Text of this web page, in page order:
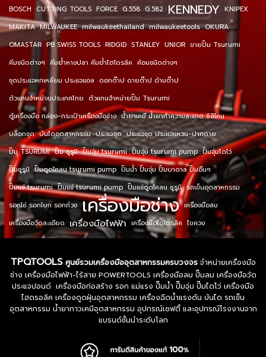
BOSCH CUTTING TOOLS FORCE G.558 G.582 KENNEDY KNIPEX
MAKITA MILWAUKEE milwaukeethailand milwaukeetools OKURA
OMASTAR PB SWISS TOOLS RIDGID STANLEY UNIOR ขายปั๊ม Tsurumi
คีมชนิดต่างๆ คีมย้ำหางปลา คีมย้ำไฮโดรลิค ค้อนชนิดต่างๆ
ชุดประแจหกเหลี่ยม ประแจแอล ดอกต๊าป ดายต๊าป ด้ามต๊าป
ตัวแทนจำหน่ายประเทศไทย ตัวแทนจำหน่ายปั๊ม Tsurumi
ตู้เครื่องมือ กล่อง-กระเป๋าเครื่องมือช่าง น้ำยาเคมี น้ำยาทำความสะอาด ซิลิโคน
บล็อกชุด บันไดอุตสาหกรรม ประแจชุด ประแจชุด ประแจแหวน-ปากตาย
ปั๊ม TSURUMI ปั๊ม ซูรูมิ ปั๊มจุ่ม tsurumi ปั๊มจุ่ม tsurumi pump ปั๊มจุ่มไดโว่
ปั๊มซูรูมิ ปั๊มดูดโคลน tsurumi pump ปั๊มน้ำ ปั๊มจุ่ม ปั๊มบาดาล ปั๊มอื่นๆ
ปั๊มแช่ tsurumi ปั๊มแช่ tsurumi pump ปั๊มแช่ดูดโคลน ซูรูมิ รถเข็นอุตสาหกรรม
รอกโซ่ รอกโยก รอกถ่วง เครื่องมือช่าง เครื่องมือลม
เครื่องมือวัดละเอียด เครื่องมือไฟฟ้า เครื่องมือไฮโดรลิค ไขควง
TPQTOOLS ศูนย์รวมเครื่องมืออุตสาหกรรมครบวงจรจำหน่ายเครื่องมือ
ช่าง เครื่องมือไฟฟ้า-ไร้สาย POWERTOOLS เครื่องมือลม ปั๊มลม เครื่องมือวัด
ประแจปอนด์ เครื่องมือก่อสร้าง รอก แม่แรง ปั๊มน้ำ ปั๊มจุ่ม ปั๊มไดโว่ เครื่องมือ
ไฮดรอลิค เครื่องดูดฝุ่นอุตสาหกรรม เครื่องฉีดน้ำแรงดัน บันได รถเข็น
อุตสาหกรรม น้ำยากาวเคมีอุตสาหกรรม อุปกรณ์เซฟตี้ และอุปกรณ์โรงงานจาก
แบรนด์ชั้นนำระดับโลก